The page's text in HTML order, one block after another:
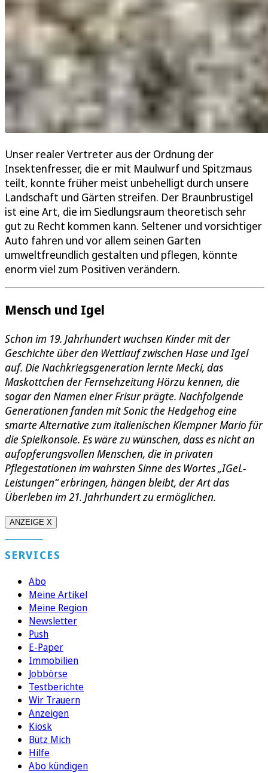
Unser realer Vertreter aus der Ordnung der
Insektenfresser, die er mit Maulwurf und Spitzmaus
teilt, konnte früher meist unbehelligt durch unsere
Landschaft und Gärten streifen. Der Braunbrustigel
ist eine Art, die im Siedlungsraum theoretisch sehr
gut zu Recht kommen kann. Seltener und vorsichtiger
Auto fahren und vor allem seinen Garten
umweltfreundlich gestalten und pflegen, könnte
enorm viel zum Positiven verändern.
Mensch und Igel
Schon im 19. Jahrhundert wuchsen Kinder mit der
Geschichte über den Wettlauf zwischen Hase und Igel
auf. Die Nachkriegsgeneration lernte Mecki, das
Maskottchen der Fernsehzeitung Hörzu kennen, die
sogar den Namen einer Frisur prägte. Nachfolgende
Generationen fanden mit Sonic the Hedgehog eine
smarte Alternative zum italienischen Klempner Mario für
die Spielkonsole. Es wäre zu wünschen, dass es nicht an
aufopferungsvollen Menschen, die in privaten
Pflegestationen im wahrsten Sinne des Wortes „IGeL-
Leistungen“ erbringen, hängen bleibt, der Art das
Überleben im 21. Jahrhundert zu ermöglichen.
ANZEIGE X
SERVICES
Abo
Meine Artikel
Meine Region
Newsletter
Push
E-Paper
Immobilien
Jobbörse
Testberichte
Wir Trauern
Anzeigen
Kiosk
Bütz Mich
Hilfe
Abo kündigen